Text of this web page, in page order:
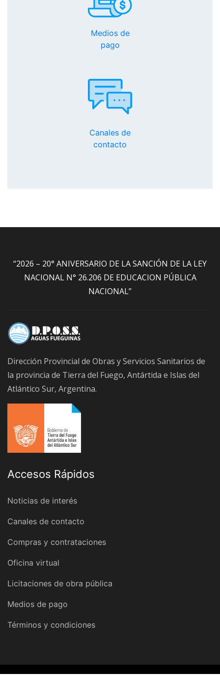
Medios de
pago
Canales de
contacto
“2026 – 20° ANIVERSARIO DE LA SANCIÓN DE LA LEY
NACIONAL N° 26.206 DE EDUCACION PÚBLICA
NACIONAL”
Dirección Provincial de Obras y Servicios Sanitarios de
la provincia de Tierra del Fuego, Antártida e Islas del
Atlántico Sur, Argentina.
Accesos Rápidos
Noticias de interés
Canales de contacto
Compras y contrataciones
Oficina virtual
Licitaciones de obra pública
Medios de pago
Términos y condiciones